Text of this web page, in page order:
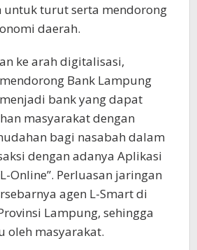
untuk turut serta mendorong
daerah.
ke arah digitalisasi,
Bank Lampung
bank yang dapat
masyarakat dengan
bagi nasabah dalam
dengan adanya Aplikasi
Online”. Perluasan jaringan
agen L-Smart di
Lampung, sehingga
oleh masyarakat.